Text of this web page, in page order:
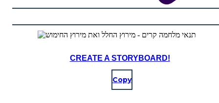
CREATE A STORYBOARD!
Copy